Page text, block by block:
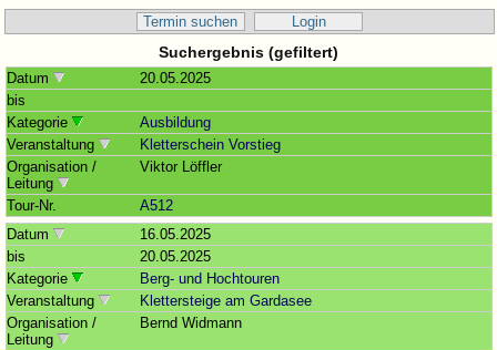
Termin suchen Login
Suchergebnis (gefiltert)
Datum
20.05.2025
bis
Kategorie
Ausbildung
Veranstaltung
Kletterschein Vorstieg
Organisation /
Leitung
Viktor Löffler
Tour-Nr.
A512
Datum
16.05.2025
bis
20.05.2025
Kategorie
Berg- und Hochtouren
Veranstaltung
Klettersteige am Gardasee
Organisation /
Leitung
Bernd Widmann